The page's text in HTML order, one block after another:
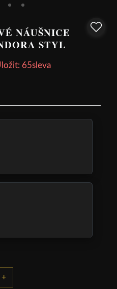
NÁUŠNICE
STYL
65sleva
+